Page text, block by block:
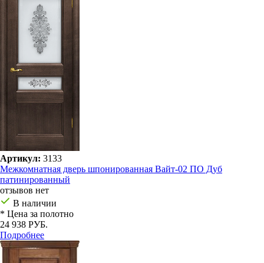
Артикул: 3133
Межкомнатная дверь шпонированная Вайт-02 ПО Дуб
патинированный
отзывов нет
В наличии
* Цена за полотно
24 938 РУБ.
Подробнее